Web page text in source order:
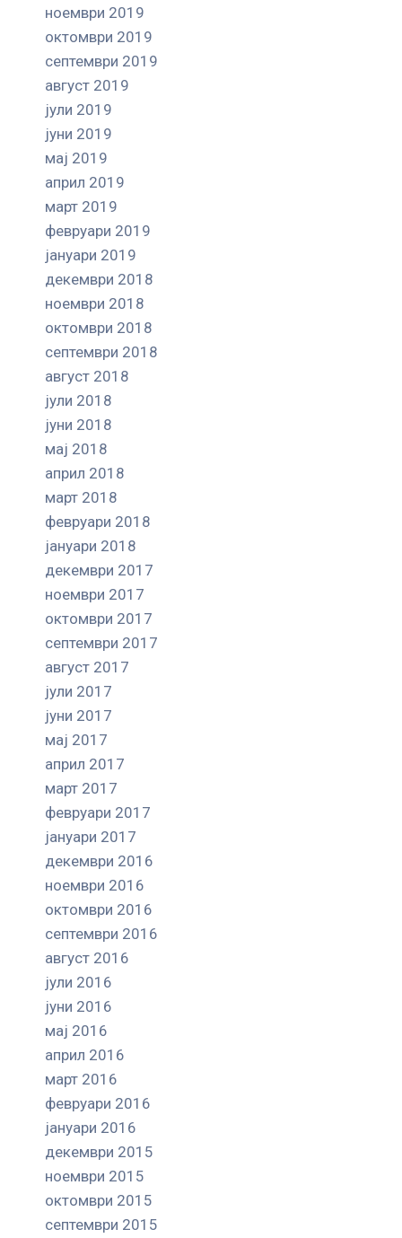
ноември 2019
октомври 2019
септември 2019
август 2019
јули 2019
јуни 2019
мај 2019
април 2019
март 2019
февруари 2019
јануари 2019
декември 2018
ноември 2018
октомври 2018
септември 2018
август 2018
јули 2018
јуни 2018
мај 2018
април 2018
март 2018
февруари 2018
јануари 2018
декември 2017
ноември 2017
октомври 2017
септември 2017
август 2017
јули 2017
јуни 2017
мај 2017
април 2017
март 2017
февруари 2017
јануари 2017
декември 2016
ноември 2016
октомври 2016
септември 2016
август 2016
јули 2016
јуни 2016
мај 2016
април 2016
март 2016
февруари 2016
јануари 2016
декември 2015
ноември 2015
октомври 2015
септември 2015